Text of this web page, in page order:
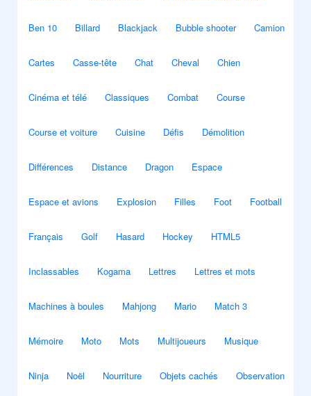
Ben 10 Billard Blackjack Bubble shooter Camion
Cartes Casse-tête Chat Cheval Chien
Cinéma et télé Classiques Combat Course
Course et voiture Cuisine Défis Démolition
Différences Distance Dragon Espace
Espace et avions Explosion Filles Foot Football
Français Golf Hasard Hockey HTML5
Inclassables Kogama Lettres Lettres et mots
Machines à boules Mahjong Mario Match 3
Mémoire Moto Mots Multijoueurs Musique
Ninja Noël Nourriture Objets cachés Observation